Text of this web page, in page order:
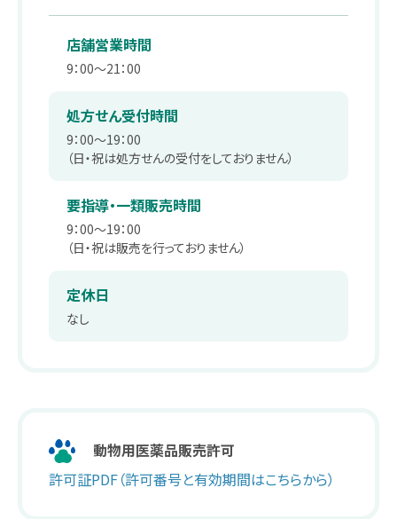
電子お薬手帳アプリ
在宅訪問管理指導
補聴器
エステティックサロン
PUDO
スギヤマカード ポイントカードでお得
スギヤマカード スギヤママネーのご紹介
スギヤマ公式アプリ：お得！便利！アプリの使い方
スギヤマ公式アプリ：デジタル会員証登録
会社概要
会社沿革
事業内容
取り組み：在宅事業
取り組み：学会報告
取り組み：子育て支援
本社へのアクセス
キャリア採用 正社員
薬剤師職
薬剤師
キャリア採用 正社員
パート・アルバイト
ドラッグストアスタッフ・医療事務
同好会・社内関連サイト
公式アプリ
店舗営業時間
9：00～21：00
処方せん受付時間
9：00～19：00
（日・祝は処方せんの受付をしておりません）
要指導・一類販売時間
9：00～19：00
（日・祝は販売を行っておりません）
定休日
なし
動物用医薬品販売許可
許可証PDF（許可番号と有効期間はこちらから）